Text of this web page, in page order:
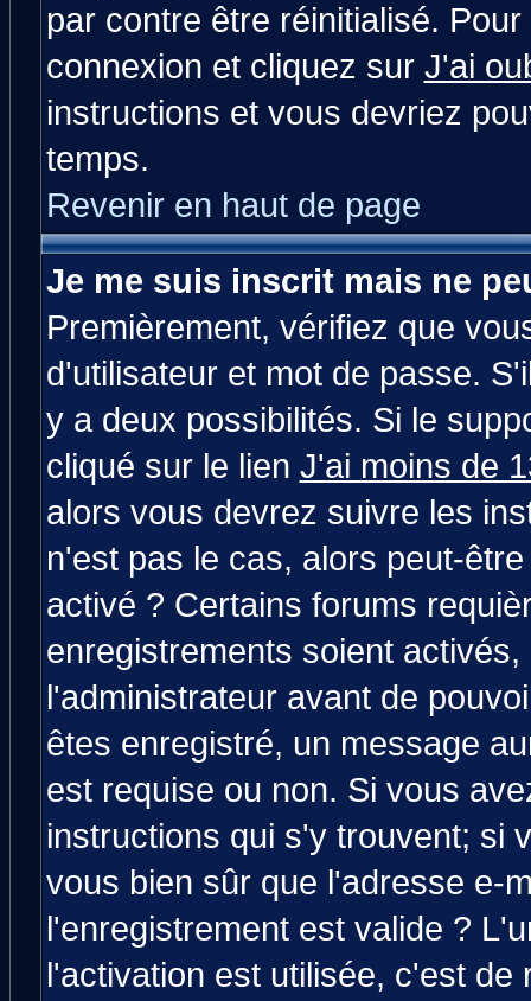
par contre être réinitialisé.
connexion et cliquez sur J'ai
instructions et vous devriez
temps.
Revenir en haut de page
Je me suis inscrit mais ne
Premièrement, vérifiez que
d'utilisateur et mot de passe.
y a deux possibilités. Si le
cliqué sur le lien J'ai moins de
alors vous devrez suivre les
n'est pas le cas, alors peut-
activé ? Certains forums
enregistrements soient
l'administrateur avant de
êtes enregistré, un message
est requise ou non. Si vous
instructions qui s'y trouvent; si
vous bien sûr que l'adresse e-
l'enregistrement est valide ?
l'activation est utilisée, c'est